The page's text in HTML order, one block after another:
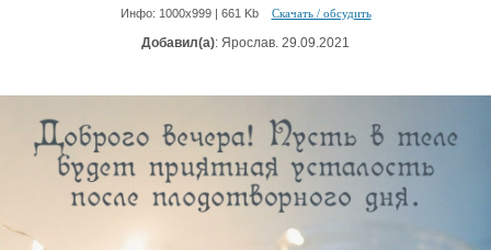
Инфо: 1000х999 | 661 Kb Скачать / обсудить
Добавил(а): Ярослав. 29.09.2021